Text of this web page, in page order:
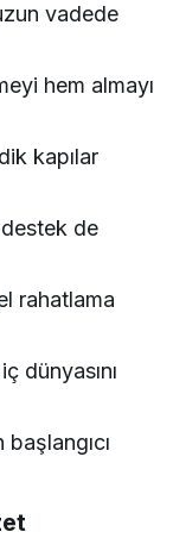
vadede
hem almayı
kapılar
de
rahatlama
dünyasını